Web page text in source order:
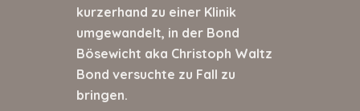
kurzerhand zu einer Klinik
umgewandelt, in der Bond
Bösewicht aka Christoph Waltz
Bond versuchte zu Fall zu
bringen.